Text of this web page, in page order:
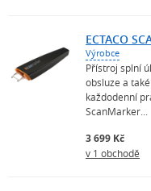
ECTACO
Výrobce
Přístroj splní
obsluze a
každodenní
ScanMarker...
3 699 Kč
v 1 obchodě